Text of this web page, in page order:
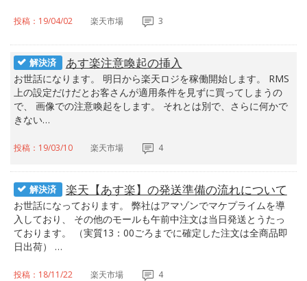
投稿：19/04/02 楽天市場 3
解決済 あす楽注意喚起の挿入
お世話になります。 明日から楽天ロジを稼働開始します。 RMS
上の設定だけだとお客さんが適用条件を見ずに買ってしまうの
で、 画像での注意喚起をします。 それとは別で、さらに何かで
きない…
投稿：19/03/10 楽天市場 4
解決済 楽天【あす楽】の発送準備の流れについて
お世話になっております。 弊社はアマゾンでマケプライムを導
入しており、 その他のモールも午前中注文は当日発送とうたっ
ております。 （実質13：00ごろまでに確定した注文は全商品即
日出荷） …
投稿：18/11/22 楽天市場 4